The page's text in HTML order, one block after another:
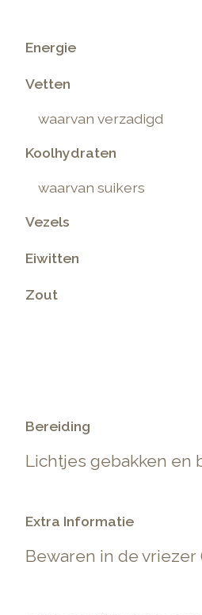
Energie
Vetten
waarvan verzadigd
Koolhydraten
waarvan suikers
Vezels
Eiwitten
Zout
Bereiding
Lichtjes gebakken en
Extra Informatie
Bewaren in de vriezer